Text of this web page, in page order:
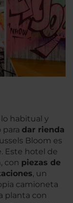
habitual y
dar rienda
Bloom es
Este hotel de
con piezas de
, un
camioneta
planta con